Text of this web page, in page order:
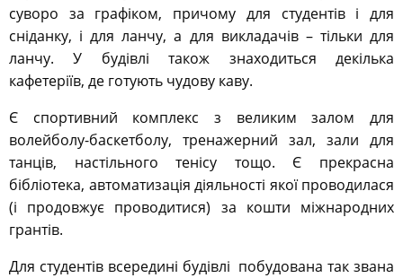
суворо за графіком, причому для студентів і для
сніданку, і для ланчу, а для викладачів – тільки для
ланчу. У будівлі також знаходиться декілька
кафетеріїв, де готують чудову каву.
Є спортивний комплекс з великим залом для
волейболу-баскетболу, тренажерний зал, зали для
танців, настільного тенісу тощо. Є прекрасна
бібліотека, автоматизація діяльності якої проводилася
(і продовжує проводитися) за кошти міжнародних
грантів.
Для студентів всередині будівлі побудована так звана